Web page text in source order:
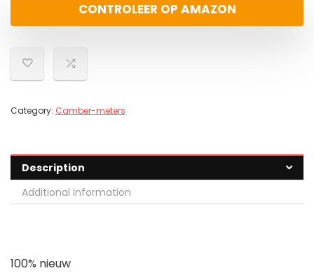
CONTROLEER OP AMAZON
Category: Camber-meters
Description
Additional information
100% nieuw